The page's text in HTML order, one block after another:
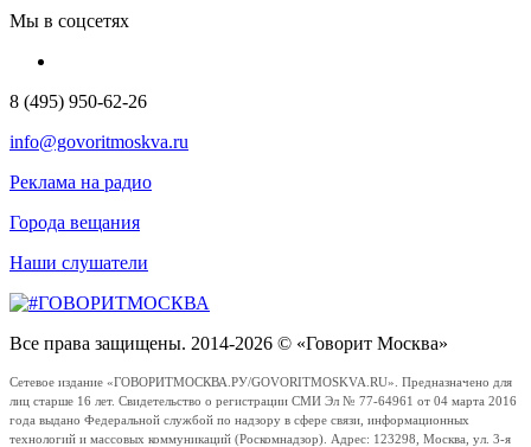
Мы в соцсетях
8 (495) 950-62-26
info@govoritmoskva.ru
Реклама на радио
Города вещания
Наши слушатели
Все права защищены. 2014-2026 © «Говорит Москва»
Сетевое издание «ГОВОРИТМОСКВА.РУ/GOVORITMOSKVA.RU». Предназначено для
лиц старше 16 лет. Свидетельство о регистрации СМИ Эл № 77-64961 от 04 марта 2016
года выдано Федеральной службой по надзору в сфере связи, информационных
технологий и массовых коммуникаций (Роскомнадзор). Адрес: 123298, Москва, ул. 3-я